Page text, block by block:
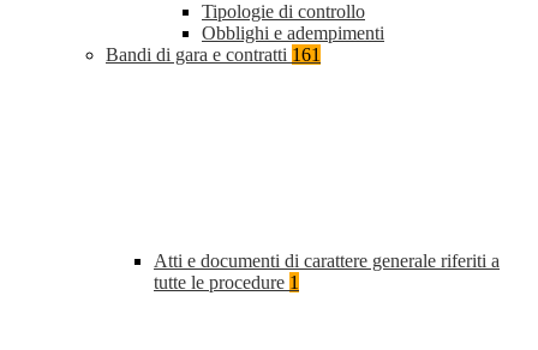
Tipologie di controllo
Obblighi e adempimenti
Bandi di gara e contratti 161
Atti e documenti di carattere generale riferiti a
tutte le procedure 1